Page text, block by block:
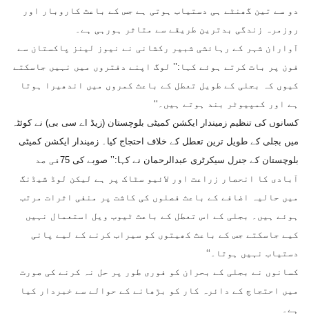
دو سے تین گھنٹے ہی دستیاب ہوتی ہے جس کے باعث کاروبار اور
روزمرہ زندگی بدترین طریقے سے متاثر ہورہی ہے۔
آواران شہر کے رہائشی شبیر رکشانی نے نیوز لینز پاکستان سے
فون پر بات کرتے ہوئے کہا:’’ لوگ اپنے دفتروں میں نہیں جاسکتے
کیوں کہ بجلی کے طویل تعطل کے باعث کمروں میں اندھیرا ہوتا
ہے اور کمپیوٹر بند ہوتے ہیں۔‘‘
کسانوں کی تنظیم زمیندار ایکشن کمیٹی بلوچستان (زیڈ اے سی بی) نے کوئٹہ
میں بجلی کے طویل ترین تعطل کے خلاف احتجاج کیا۔ زمیندار ایکشن کمیٹی
بلوچستان کے جنرل سیکرٹری عبدالرحمان نے کہا:’’ صوبے کی 75فی صد
آبادی کا انحصار زراعت اور لائیو سٹاک پر ہے لیکن لوڈ شیڈنگ
میں حالیہ اضافے کے باعث فصلوں کی کاشت پر منفی اثرات مرتب
ہوئے ہیں۔ بجلی کے اس تعطل کے باعث ٹیوب ویل استعمال نہیں
کیے جاسکتے جس کے باعث کھیتوں کو سیراب کرنے کے لیے پانی
دستیاب نہیں ہوتا۔‘‘
کسانوں نے بجلی کے بحران کو فوری طور پر حل نہ کرنے کی صورت
میں احتجاج کے دائرہ کار کو بڑھانے کے حوالے سے خبردار کیا
ہے۔